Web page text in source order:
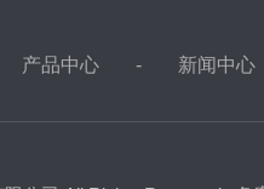
产品中心 新闻中心